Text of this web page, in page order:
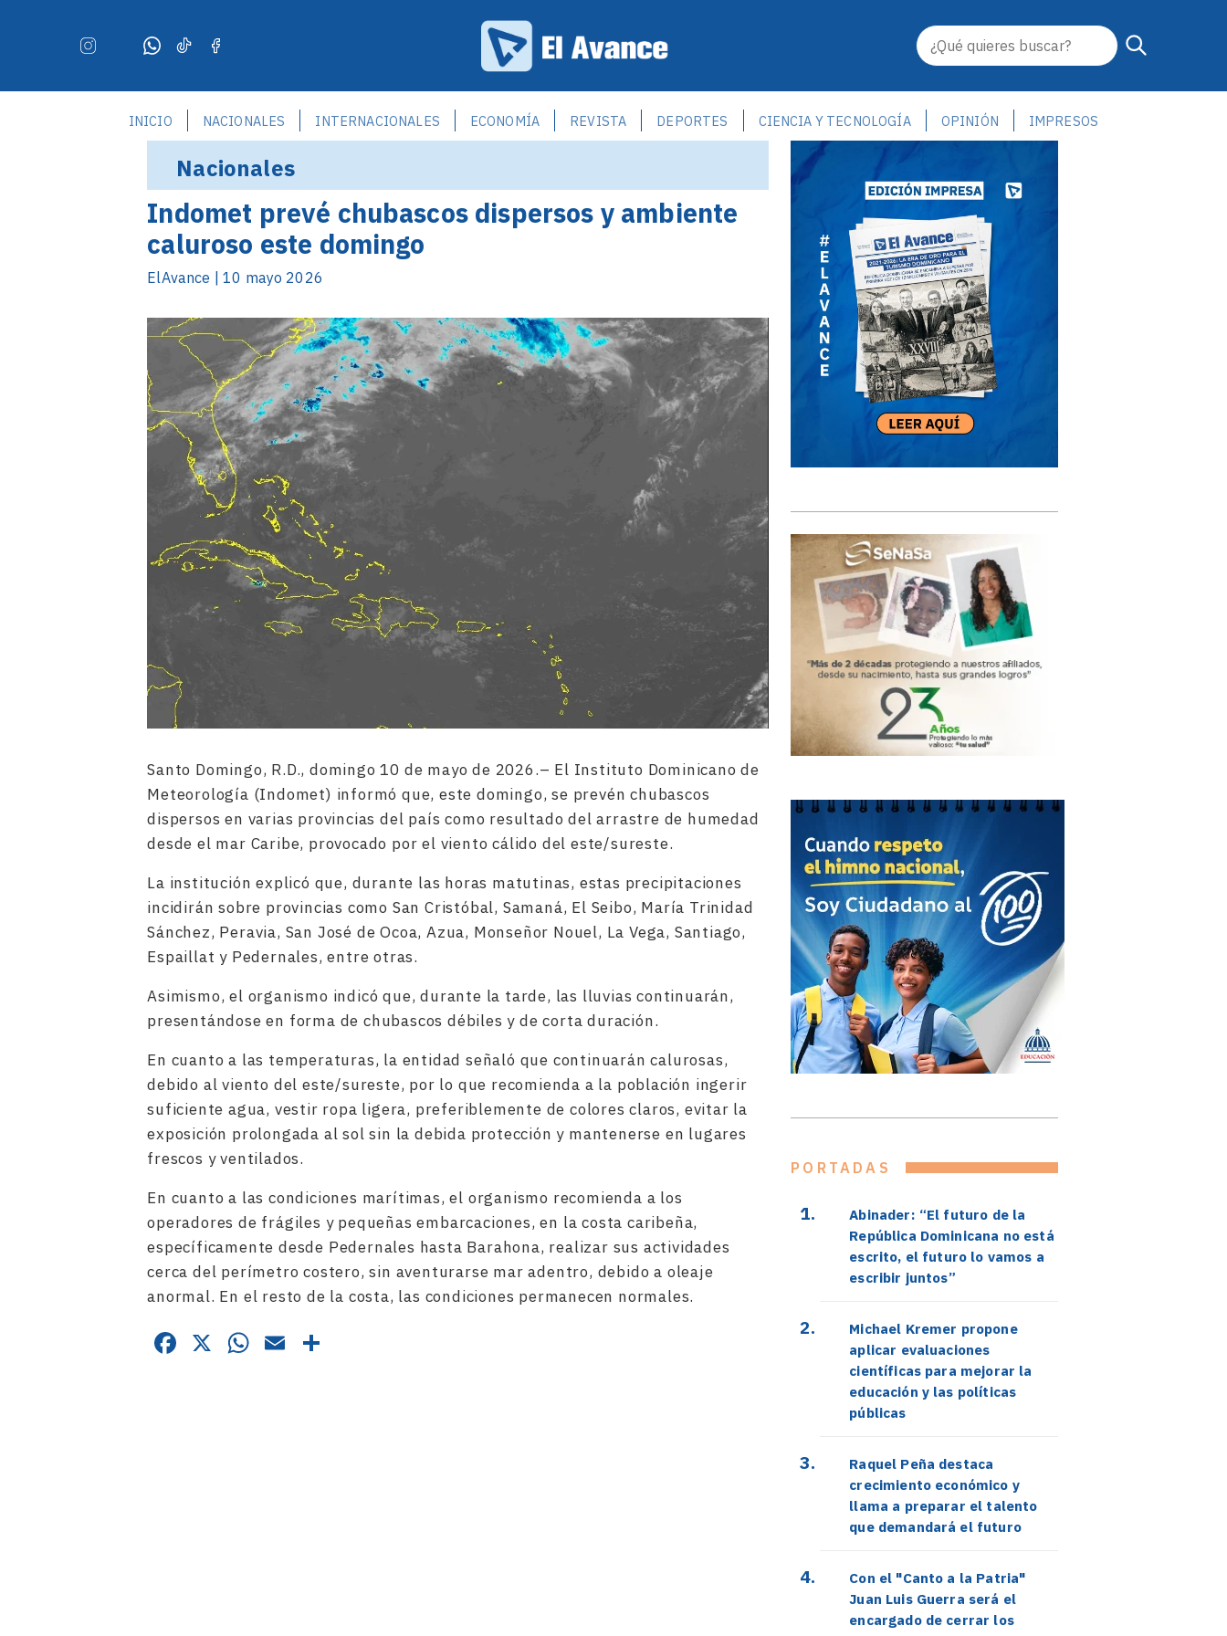
INICIO NACIONALES INTERNACIONALES ECONOMÍA REVISTA DEPORTES CIENCIA Y TECNOLOGÍA OPINIÓN IMPRESOS
Nacionales
Indomet prevé chubascos dispersos y ambiente
caluroso este domingo
ElAvance | 10 mayo 2026
Santo Domingo, R.D., domingo 10 de mayo de 2026.– El Instituto Dominicano de
Meteorología (Indomet) informó que, este domingo, se prevén chubascos
dispersos en varias provincias del país como resultado del arrastre de humedad
desde el mar Caribe, provocado por el viento cálido del este/sureste.
La institución explicó que, durante las horas matutinas, estas precipitaciones
incidirán sobre provincias como San Cristóbal, Samaná, El Seibo, María Trinidad
Sánchez, Peravia, San José de Ocoa, Azua, Monseñor Nouel, La Vega, Santiago,
Espaillat y Pedernales, entre otras.
Asimismo, el organismo indicó que, durante la tarde, las lluvias continuarán,
presentándose en forma de chubascos débiles y de corta duración.
En cuanto a las temperaturas, la entidad señaló que continuarán calurosas,
debido al viento del este/sureste, por lo que recomienda a la población ingerir
suficiente agua, vestir ropa ligera, preferiblemente de colores claros, evitar la
exposición prolongada al sol sin la debida protección y mantenerse en lugares
frescos y ventilados.
En cuanto a las condiciones marítimas, el organismo recomienda a los
operadores de frágiles y pequeñas embarcaciones, en la costa caribeña,
específicamente desde Pedernales hasta Barahona, realizar sus actividades
cerca del perímetro costero, sin aventurarse mar adentro, debido a oleaje
anormal. En el resto de la costa, las condiciones permanecen normales.
Facebook
X WhatsApp
Email
PORTADAS
Abinader: “El futuro de la
República Dominicana no está
escrito, el futuro lo vamos a
escribir juntos”
Michael Kremer propone
aplicar evaluaciones
científicas para mejorar la
educación y las políticas
públicas
Raquel Peña destaca
crecimiento económico y
llama a preparar el talento
que demandará el futuro
Con el "Canto a la Patria"
Juan Luis Guerra será el
encargado de cerrar los